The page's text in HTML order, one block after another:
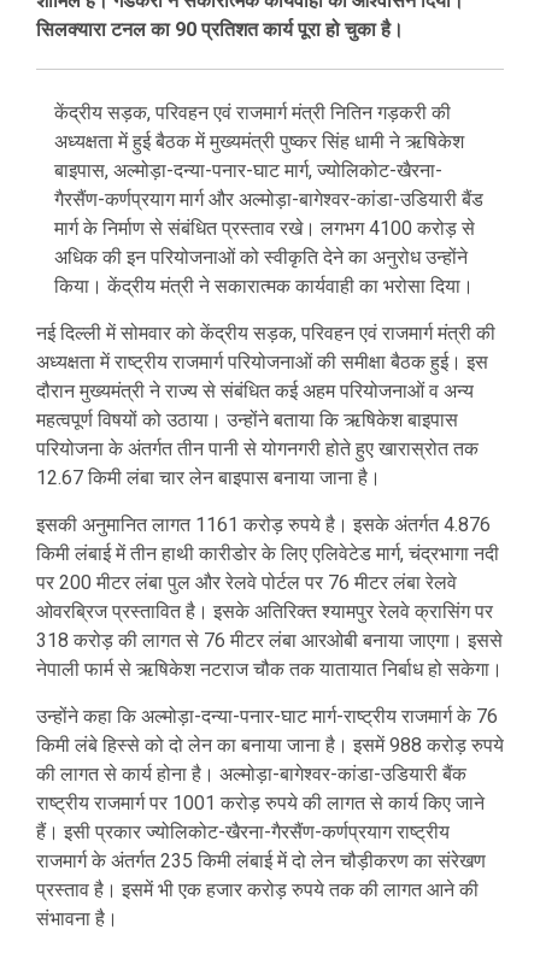
सिलक्यारा टनल का 90 प्रतिशत कार्य पूरा हो चुका है।
केंद्रीय सड़क, परिवहन एवं राजमार्ग मंत्री नितिन गड़करी की
अध्यक्षता में हुई बैठक में मुख्यमंत्री पुष्कर सिंह धामी ने ऋषिकेश
बाइपास, अल्मोड़ा-दन्या-पनार-घाट मार्ग, ज्योलिकोट-खैरना-
गैरसैंण-कर्णप्रयाग मार्ग और अल्मोड़ा-बागेश्वर-कांडा-उडियारी बैंड
मार्ग के निर्माण से संबंधित प्रस्ताव रखे। लगभग 4100 करोड़ से
अधिक की इन परियोजनाओं को स्वीकृति देने का अनुरोध उन्होंने
किया। केंद्रीय मंत्री ने सकारात्मक कार्यवाही का भरोसा दिया।
नई दिल्ली में सोमवार को केंद्रीय सड़क, परिवहन एवं राजमार्ग मंत्री की
अध्यक्षता में राष्ट्रीय राजमार्ग परियोजनाओं की समीक्षा बैठक हुई। इस
दौरान मुख्यमंत्री ने राज्य से संबंधित कई अहम परियोजनाओं व अन्य
महत्वपूर्ण विषयों को उठाया। उन्होंने बताया कि ऋषिकेश बाइपास
परियोजना के अंतर्गत तीन पानी से योगनगरी होते हुए खारास्रोत तक
12.67 किमी लंबा चार लेन बाइपास बनाया जाना है।
इसकी अनुमानित लागत 1161 करोड़ रुपये है। इसके अंतर्गत 4.876
किमी लंबाई में तीन हाथी कारीडोर के लिए एलिवेटेड मार्ग, चंद्रभागा नदी
पर 200 मीटर लंबा पुल और रेलवे पोर्टल पर 76 मीटर लंबा रेलवे
ओवरब्रिज प्रस्तावित है। इसके अतिरिक्त श्यामपुर रेलवे क्रासिंग पर
318 करोड़ की लागत से 76 मीटर लंबा आरओबी बनाया जाएगा। इससे
नेपाली फार्म से ऋषिकेश नटराज चौक तक यातायात निर्बाध हो सकेगा।
उन्होंने कहा कि अल्मोड़ा-दन्या-पनार-घाट मार्ग-राष्ट्रीय राजमार्ग के 76
किमी लंबे हिस्से को दो लेन का बनाया जाना है। इसमें 988 करोड़ रुपये
की लागत से कार्य होना है। अल्मोड़ा-बागेश्वर-कांडा-उडियारी बैंक
राष्ट्रीय राजमार्ग पर 1001 करोड़ रुपये की लागत से कार्य किए जाने
हैं। इसी प्रकार ज्योलिकोट-खैरना-गैरसैंण-कर्णप्रयाग राष्ट्रीय
राजमार्ग के अंतर्गत 235 किमी लंबाई में दो लेन चौड़ीकरण का संरेखण
प्रस्ताव है। इसमें भी एक हजार करोड़ रुपये तक की लागत आने की
संभावना है।